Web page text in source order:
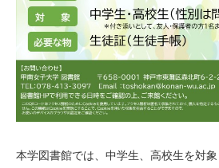
本学図書館では、中学生、高校生を対